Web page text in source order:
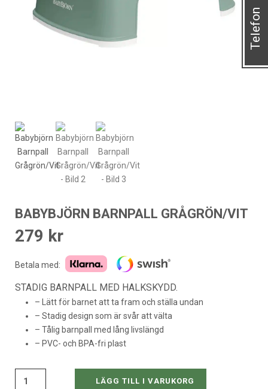
BABYBJÖRN BARNPALL GRÅGRÖN/VIT
279 kr
Betala med:
STADIG BARNPALL MED HALKSKYDD.
– Lätt för barnet att ta fram och ställa undan
– Stadig design som är svår att välta
– Tålig barnpall med lång livslängd
– PVC- och BPA-fri plast
LÄGG TILL I VARUKORG
Telefon